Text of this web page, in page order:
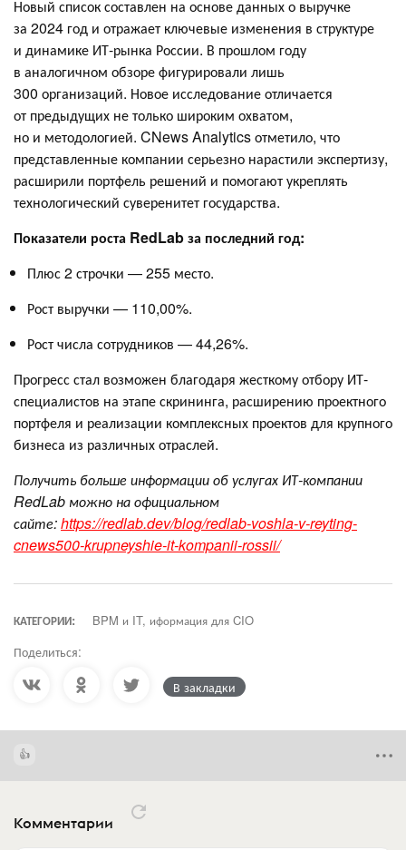
Новый список составлен на основе данных о выручке
за 2024 год и отражает ключевые изменения в структуре
и динамике ИТ-рынка России. В прошлом году
в аналогичном обзоре фигурировали лишь
300 организаций. Новое исследование отличается
от предыдущих не только широким охватом,
но и методологией. CNews Analytics отметило, что
представленные компании серьезно нарастили экспертизу,
расширили портфель решений и помогают укреплять
технологический суверенитет государства.
Показатели роста RedLab за последний год:
Плюс 2 строчки — 255 место.
Рост выручки — 110,00%.
Рост числа сотрудников — 44,26%.
Прогресс стал возможен благодаря жесткому отбору ИТ-
специалистов на этапе скрининга, расширению проектного
портфеля и реализации комплексных проектов для крупного
бизнеса из различных отраслей.
Получить больше информации об услугах ИТ-компании
RedLab можно на официальном
сайте:https://redlab.dev/blog/redlab-voshla-v-reyting-
cnews500-krupneyshie-it-kompanii-rossii/
КАТЕГОРИИ: BPM и IT, иформация для CIO
Поделиться:
В закладки
Комментарии